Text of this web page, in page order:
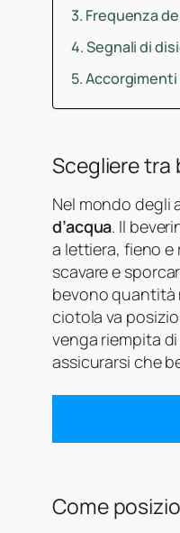
Frequenza
Segnali di
Accorgimenti
Scegliere tra
Nel mondo degli
d’acqua. Il
a lettiera, fieno
scavare e
bevono quantità
ciotola va
venga riempita
assicurarsi che
Come